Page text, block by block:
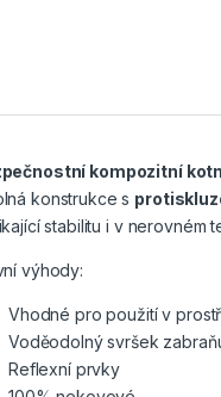
kompozitní
konstrukce s
stabilitu i v nerovném
výhody:
Vhodné pro použití v
Voděodolný svršek
Reflexní prvky